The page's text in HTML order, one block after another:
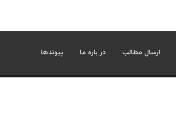
ارسال مطالب در باره ما پیوندها